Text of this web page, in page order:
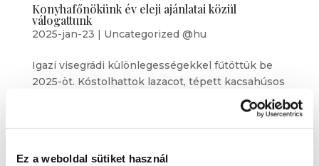
Ez a weboldal sütiket használ
Konyhafőnökünk év eleji ajánlatai közül
válogattunk
2025-jan-23 | Uncategorized @hu
Igazi visegrádi különlegességekkel fűtöttük be
2025-öt. Kóstolhattok lazacot, tépett kacsahúsos
Édesburgonya-krémleves tépett kacsahússal
Januárban odahaza is gyakori vendég a